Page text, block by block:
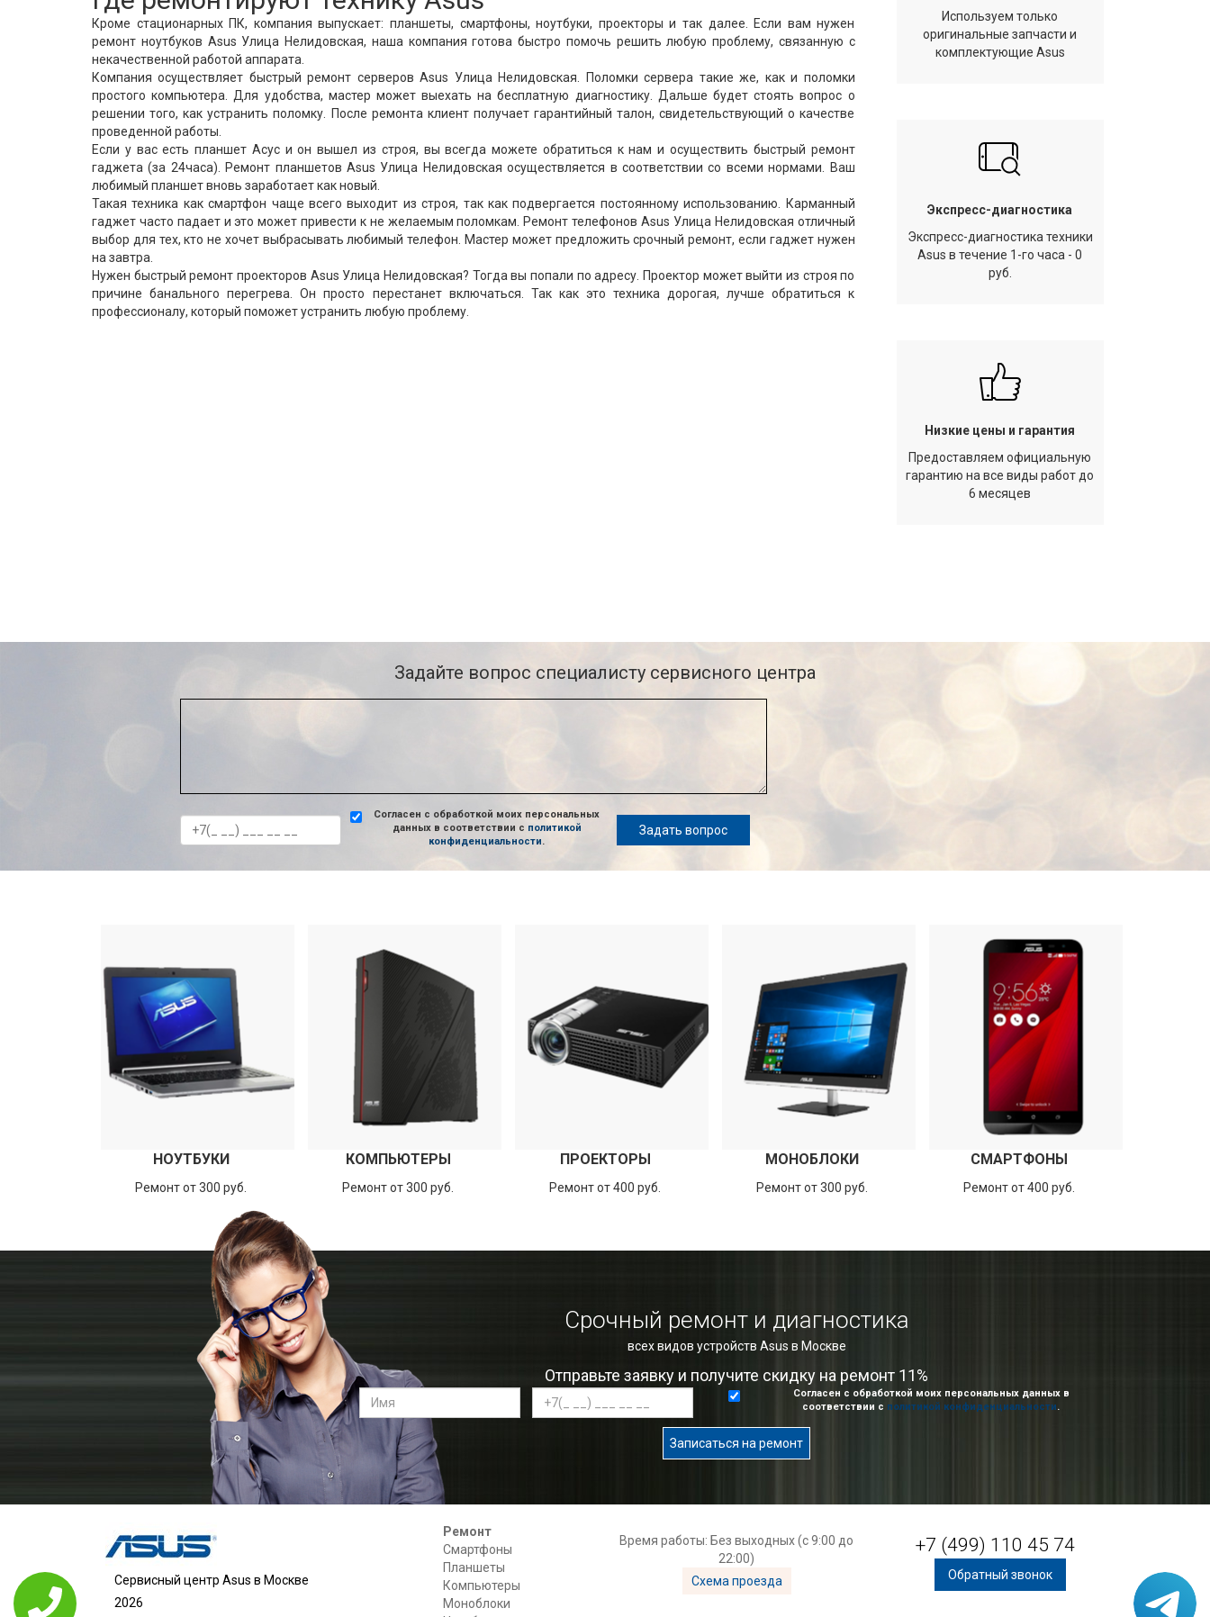
Кроме стационарных ПК, компания выпускает: планшеты, смартфоны, ноутбуки, проекторы и так далее. Если вам нужен
ремонт ноутбуков Asus Улица Нелидовская, наша компания готова быстро помочь решить любую проблему, связанную с
некачественной работой аппарата.
Компания осуществляет быстрый ремонт серверов Asus Улица Нелидовская. Поломки сервера такие же, как и поломки
простого компьютера. Для удобства, мастер может выехать на бесплатную диагностику. Дальше будет стоять вопрос о
решении того, как устранить поломку. После ремонта клиент получает гарантийный талон, свидетельствующий о качестве
проведенной работы.
Если у вас есть планшет Асус и он вышел из строя, вы всегда можете обратиться к нам и осуществить быстрый ремонт
гаджета (за 24часа). Ремонт планшетов Asus Улица Нелидовская осуществляется в соответствии со всеми нормами. Ваш
любимый планшет вновь заработает как новый.
Такая техника как смартфон чаще всего выходит из строя, так как подвергается постоянному использованию. Карманный
гаджет часто падает и это может привести к не желаемым поломкам. Ремонт телефонов Asus Улица Нелидовская отличный
выбор для тех, кто не хочет выбрасывать любимый телефон. Мастер может предложить срочный ремонт, если гаджет нужен
на завтра.
Нужен быстрый ремонт проекторов Asus Улица Нелидовская? Тогда вы попали по адресу. Проектор может выйти из строя по
причине банального перегрева. Он просто перестанет включаться. Так как это техника дорогая, лучше обратиться к
профессионалу, который поможет устранить любую проблему.
Используем только
оригинальные запчасти и
комплектующие Asus
Экспресс-диагностика
Экспресс-диагностика техники
Asus в течение 1-го часа - 0
руб.
Низкие цены и гарантия
Предоставляем официальную
гарантию на все виды работ до
6 месяцев
Задайте вопрос специалисту сервисного центра
Согласен с обработкой моих персональных
данных в соответствии с политикой
конфиденциальности.
Задать вопрос
НОУТБУКИ
Ремонт от 300 руб.
КОМПЬЮТЕРЫ
Ремонт от 300 руб.
ПРОЕКТОРЫ
Ремонт от 400 руб.
МОНОБЛОКИ
Ремонт от 300 руб.
СМАРТФОНЫ
Ремонт от 400 руб.
Срочный ремонт и диагностика
всех видов устройств Asus в Москве
Отправьте заявку и получите скидку на ремонт 11%
Согласен с обработкой моих персональных данных в
соответствии с политикой конфиденциальности.
Записаться на ремонт
Сервисный центр Asus в Москве
2026
Ремонт
Смартфоны
Планшеты
Компьютеры
Моноблоки
Время работы: Без выходных (с 9:00 до
22:00)
Схема проезда
+7 (499) 110 45 74
Обратный звонок